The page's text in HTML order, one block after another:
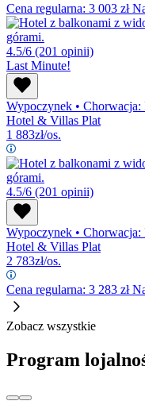
Cena regularna: 3 003 zł
4.5/6 (201 opinii)
Last Minute!
Wypoczynek • Chorwacja:
Hotel & Villas Plat
1 883zł/os.
4.5/6 (201 opinii)
Wypoczynek • Chorwacja:
Hotel & Villas Plat
2 783zł/os.
Cena regularna: 3 283 zł
Zobacz wszystkie
Program